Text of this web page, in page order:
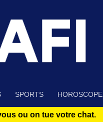
SPORTS HOROSCOPE
ou on tue votre chat.